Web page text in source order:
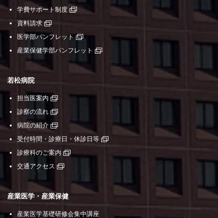
学費サポート制度
資料請求
医学部パンフレット
産業保健学部パンフレット
若松病院
担当医案内
診察の流れ
病院の紹介
受付時間・診療日・休診日等
診療科のご案内
交通アクセス
産業医学・産業保健
産業医学基礎研修会集中講座